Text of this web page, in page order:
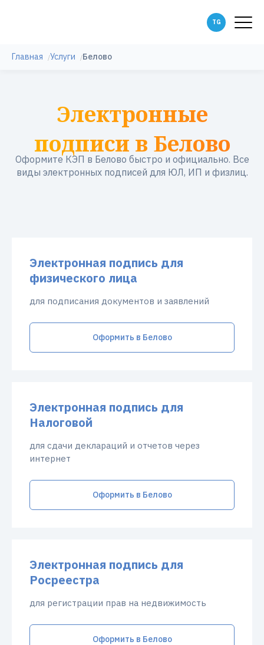
Главная Услуги Белово
Электронные
подписи в Белово
Оформите КЭП в Белово быстро и официально. Все
виды электронных подписей для ЮЛ, ИП и физлиц.
Электронная подпись для
физического лица
для подписания документов и заявлений
Оформить в Белово
Электронная подпись для
Налоговой
для сдачи деклараций и отчетов через
интернет
Оформить в Белово
Электронная подпись для
Росреестра
для регистрации прав на недвижимость
Оформить в Белово